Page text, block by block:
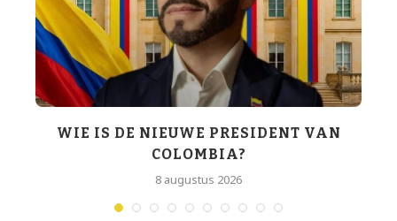
WIE IS DE NIEUWE PRESIDENT VAN
COLOMBIA?
8 augustus 2026